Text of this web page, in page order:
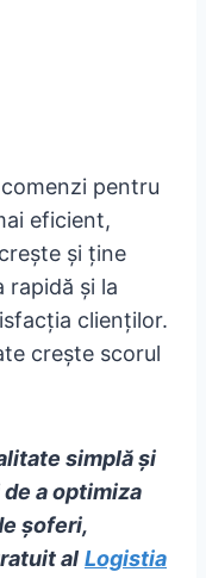
pentru
eficient,
și ține
rapidă și la
clienților.
crește scorul
simplă și
a optimiza
șoferi,
al Logistia